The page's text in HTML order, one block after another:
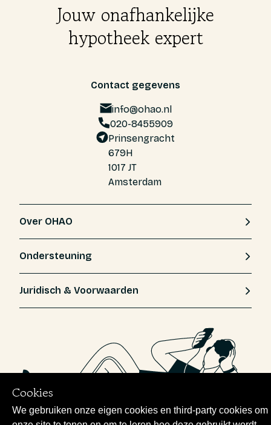
Cookies
We gebruiken onze eigen cookies en third-party cookies om
Jouw onafhankelijke
hypotheek expert
Contact gegevens
info@ohao.nl
020-8455909
Prinsengracht
679H
1017 JT
Amsterdam
Over OHAO
Ondersteuning
Juridisch & Voorwaarden